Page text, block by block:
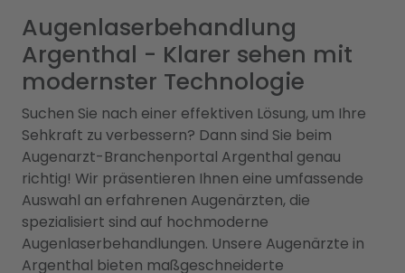
Augenlaserbehandlung
Argenthal - Klarer sehen mit
modernster Technologie
Suchen Sie nach einer effektiven Lösung, um Ihre
Sehkraft zu verbessern? Dann sind Sie beim
Augenarzt-Branchenportal Argenthal genau
richtig! Wir präsentieren Ihnen eine umfassende
Auswahl an erfahrenen Augenärzten, die
spezialisiert sind auf hochmoderne
Augenlaserbehandlungen. Unsere Augenärzte in
Argenthal bieten maßgeschneiderte